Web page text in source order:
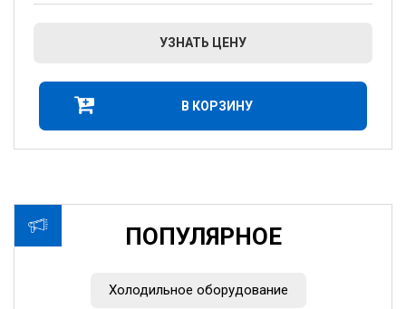
УЗНАТЬ ЦЕНУ
В КОРЗИНУ
ПОПУЛЯРНОЕ
Холодильное оборудование